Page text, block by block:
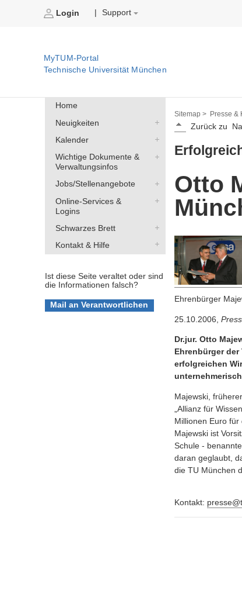
Login Support
MyTUM-Portal
Technische Universität München
Home
Neuigkeiten
Kalender
Wichtige Dokumente &
Verwaltungsinfos
Jobs/Stellenangebote
Online-Services &
Logins
Schwarzes Brett
Kontakt & Hilfe
Ist diese Seite veraltet oder sind
die Informationen falsch?
Sitemap > Presse &
Zurück zu
Otto
Ehrenbürger
25.10.2006,
Dr.jur. Otto
Ehrenbürger
erfolgreichen
Majewski,
„Allianz für
Millionen Euro
Majewski ist
Schule -
daran geglaubt,
die TU München
Kontakt: